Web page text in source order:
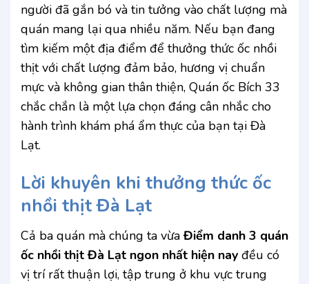
người đã gắn bó và tin tưởng vào chất lượng mà
quán mang lại qua nhiều năm. Nếu bạn đang
tìm kiếm một địa điểm để thưởng thức ốc nhồi
thịt với chất lượng đảm bảo, hương vị chuẩn
mực và không gian thân thiện, Quán ốc Bích 33
chắc chắn là một lựa chọn đáng cân nhắc cho
hành trình khám phá ẩm thực của bạn tại Đà
Lạt.
Lời khuyên khi thưởng thức ốc
nhồi thịt Đà Lạt
Cả ba quán mà chúng ta vừaĐiểm danh 3 quán
ốc nhồi thịt Đà Lạt ngon nhất hiện nay đều có
vị trí rất thuận lợi, tập trung ở khu vực trung